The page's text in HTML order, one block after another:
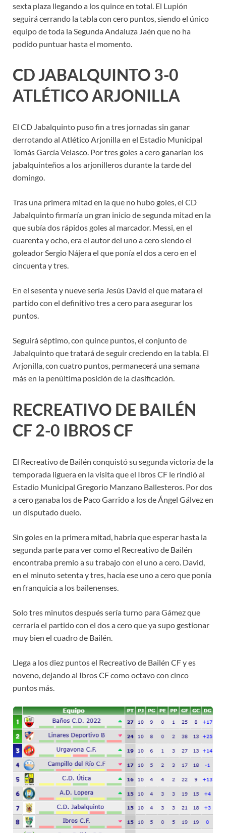
sexta plaza llegando a los quince en total. El Lupión
seguirá cerrando la tabla con cero puntos, siendo el único
equipo de toda la Segunda Andaluza Jaén que no ha
podido puntuar hasta el momento.
CD JABALQUINTO 3-0
ATLÉTICO ARJONILLA
El CD Jabalquinto puso fin a tres jornadas sin ganar
derrotando al Atlético Arjonilla en el Estadio Municipal
Tomás García Velasco. Por tres goles a cero ganarían los
jabalquinteños a los arjonilleros durante la tarde del
domingo.
Tras una primera mitad en la que no hubo goles, el CD
Jabalquinto firmaría un gran inicio de segunda mitad en la
que subía dos rápidos goles al marcador. Messi, en el
cuarenta y ocho, era el autor del uno a cero siendo el
goleador Sergio Nájera el que ponía el dos a cero en el
cincuenta y tres.
En el sesenta y nueve sería Jesús David el que matara el
partido con el definitivo tres a cero para asegurar los
puntos.
Seguirá séptimo, con quince puntos, el conjunto de
Jabalquinto que tratará de seguir creciendo en la tabla. El
Arjonilla, con cuatro puntos, permanecerá una semana
más en la penúltima posición de la clasificación.
RECREATIVO DE BAILÉN
CF 2-0 IBROS CF
El Recreativo de Bailén conquistó su segunda victoria de la
temporada liguera en la visita que el Ibros CF le rindió al
Estadio Municipal Gregorio Manzano Ballesteros. Por dos
a cero ganaba los de Paco Garrido a los de Ángel Gálvez en
un disputado duelo.
Sin goles en la primera mitad, habría que esperar hasta la
segunda parte para ver como el Recreativo de Bailén
encontraba premio a su trabajo con el uno a cero. David,
en el minuto setenta y tres, hacía ese uno a cero que ponía
en franquicia a los bailenenses.
Solo tres minutos después sería turno para Gámez que
cerraría el partido con el dos a cero que ya supo gestionar
muy bien el cuadro de Bailén.
Llega a los diez puntos el Recreativo de Bailén CF y es
noveno, dejando al Ibros CF como octavo con cinco
puntos más.